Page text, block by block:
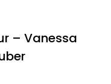
– Vanessa
miel de Tadla
produits